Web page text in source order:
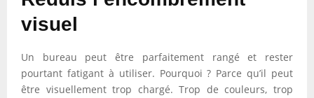
visuel
Un bureau peut être parfaitement rangé et rester
pourtant fatigant à utiliser. Pourquoi ? Parce qu’il peut
être visuellement trop chargé. Trop de couleurs, trop